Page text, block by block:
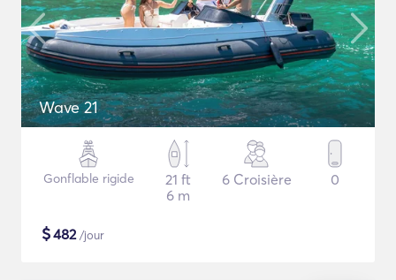
Wave 21
Gonflable rigide
21 ft
6 m
6 Croisière 0
$482/jour